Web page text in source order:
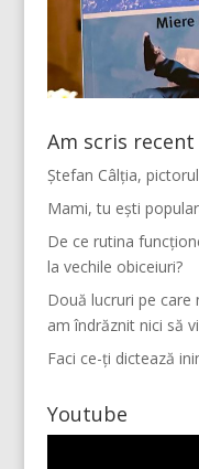
Am scris
Ștefan Câlția,
Mami, tu ești
De ce rutina
la vechile obiceiuri?
Două lucruri pe care
am îndrăznit nici să
Faci ce-ți dictează
Youtube